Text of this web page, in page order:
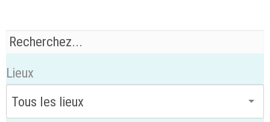
Lieux